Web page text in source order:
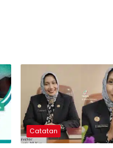
Catatan